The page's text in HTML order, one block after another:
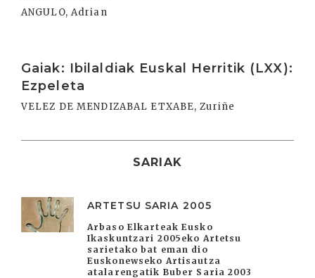
ANGULO, Adrian
Gaiak: Ibilaldiak Euskal Herritik (LXX):
Ezpeleta
VELEZ DE MENDIZABAL ETXABE, Zuriñe
SARIAK
ARTETSU SARIA 2005
Arbaso Elkarteak Eusko
Ikaskuntzari 2005eko Artetsu
sarietako bat eman dio
Euskonewseko Artisautza
atalarengatik Buber Saria 2003